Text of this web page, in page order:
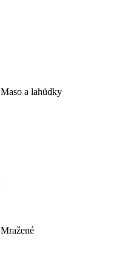
Maso a lahůdky
Mražené